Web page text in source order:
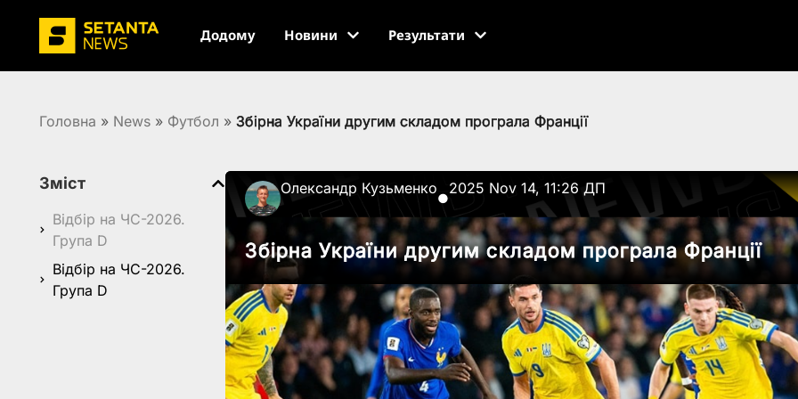
Додому Новини Результати
Головна » News » Футбол » Збірна України другим складом програла Франції
Зміст
Відбір на ЧС-2026.
Група D
Відбір на ЧС-2026.
Група D
Олександр Кузьменко
●
2025 Nov 14, 11:26 ДП
Збірна України другим складом програла Франції